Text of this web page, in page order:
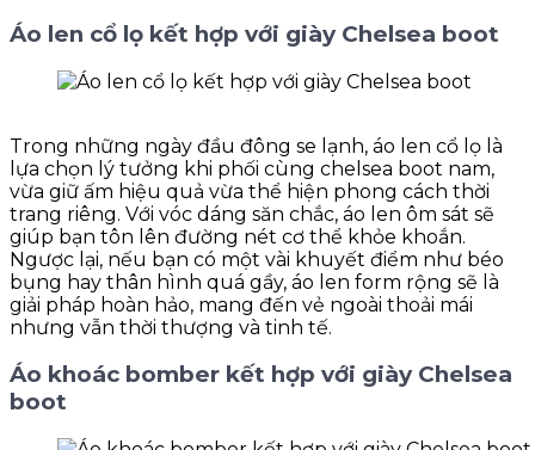
Áo len cổ lọ kết hợp với giày Chelsea boot
Trong những ngày đầu đông se lạnh, áo len cổ lọ là
lựa chọn lý tưởng khi phối cùng chelsea boot nam,
vừa giữ ấm hiệu quả vừa thể hiện phong cách thời
trang riêng. Với vóc dáng săn chắc, áo len ôm sát sẽ
giúp bạn tôn lên đường nét cơ thể khỏe khoắn.
Ngược lại, nếu bạn có một vài khuyết điểm như béo
bụng hay thân hình quá gầy, áo len form rộng sẽ là
giải pháp hoàn hảo, mang đến vẻ ngoài thoải mái
nhưng vẫn thời thượng và tinh tế.
Áo khoác bomber kết hợp với giày Chelsea
boot